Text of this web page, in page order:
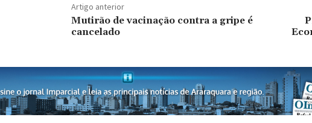
Artigo anterior
Mutirão de vacinação contra a gripe é
cancelado